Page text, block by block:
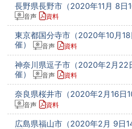
長野県長野市（2020年11月 8日
音声 資料
東京都国分寺市（2020年10月
催）
音声 資料
神奈川県逗子市（2020年2月22
催）
音声 資料
奈良県桜井市（2020年2月16日
音声 資料
広島県福山市（2020年2月 9日